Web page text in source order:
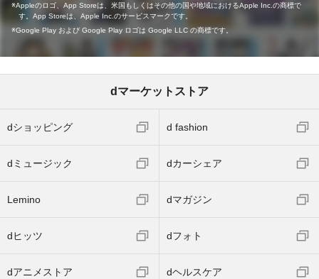
Appleのロゴ、App Storeは、米国もしくはその他の国や地域におけるApple Inc.の商標で
す。App Storeは、Apple Inc.のサービスマークです。
Google Play および Google Play ロゴは Google LLC の商標です。
dマーケットストア
dショッピング d fashion
dミュージック dカーシェア
Lemino dマガジン
dヒッツ dフォト
dアニメストア dヘルスケア